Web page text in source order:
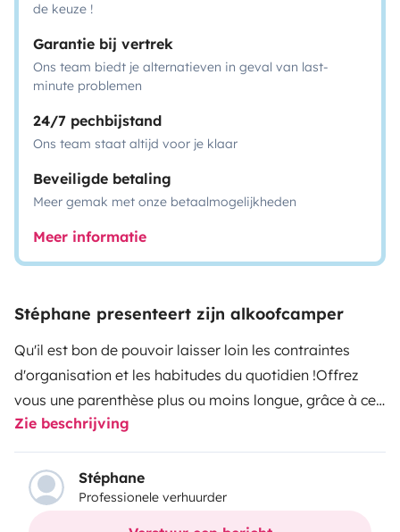
de keuze !
Garantie bij vertrek
Ons team biedt je alternatieven in geval van last-
minute problemen
24/7 pechbijstand
Ons team staat altijd voor je klaar
Beveiligde betaling
Meer gemak met onze betaalmogelijkheden
Meer informatie
Stéphane presenteert zijn alkoofcamper
Qu'il est bon de pouvoir laisser loin les contraintes
d'organisation et les habitudes du quotidien !Offrez
vous une parenthèse plus ou moins longue, grâce à ce
camping-car Chausson flambant neuf, simple
d'utilisation, avec tout le confort de la maison.C'est un
univers de simplicité et de liberté qui s'ouvre à vous
Pouvoir suivre le fil de vos envies, vous arrêter selon
ou les rencontres qui se présentent,
Zie beschrijving
Stéphane
Professionele verhuurder